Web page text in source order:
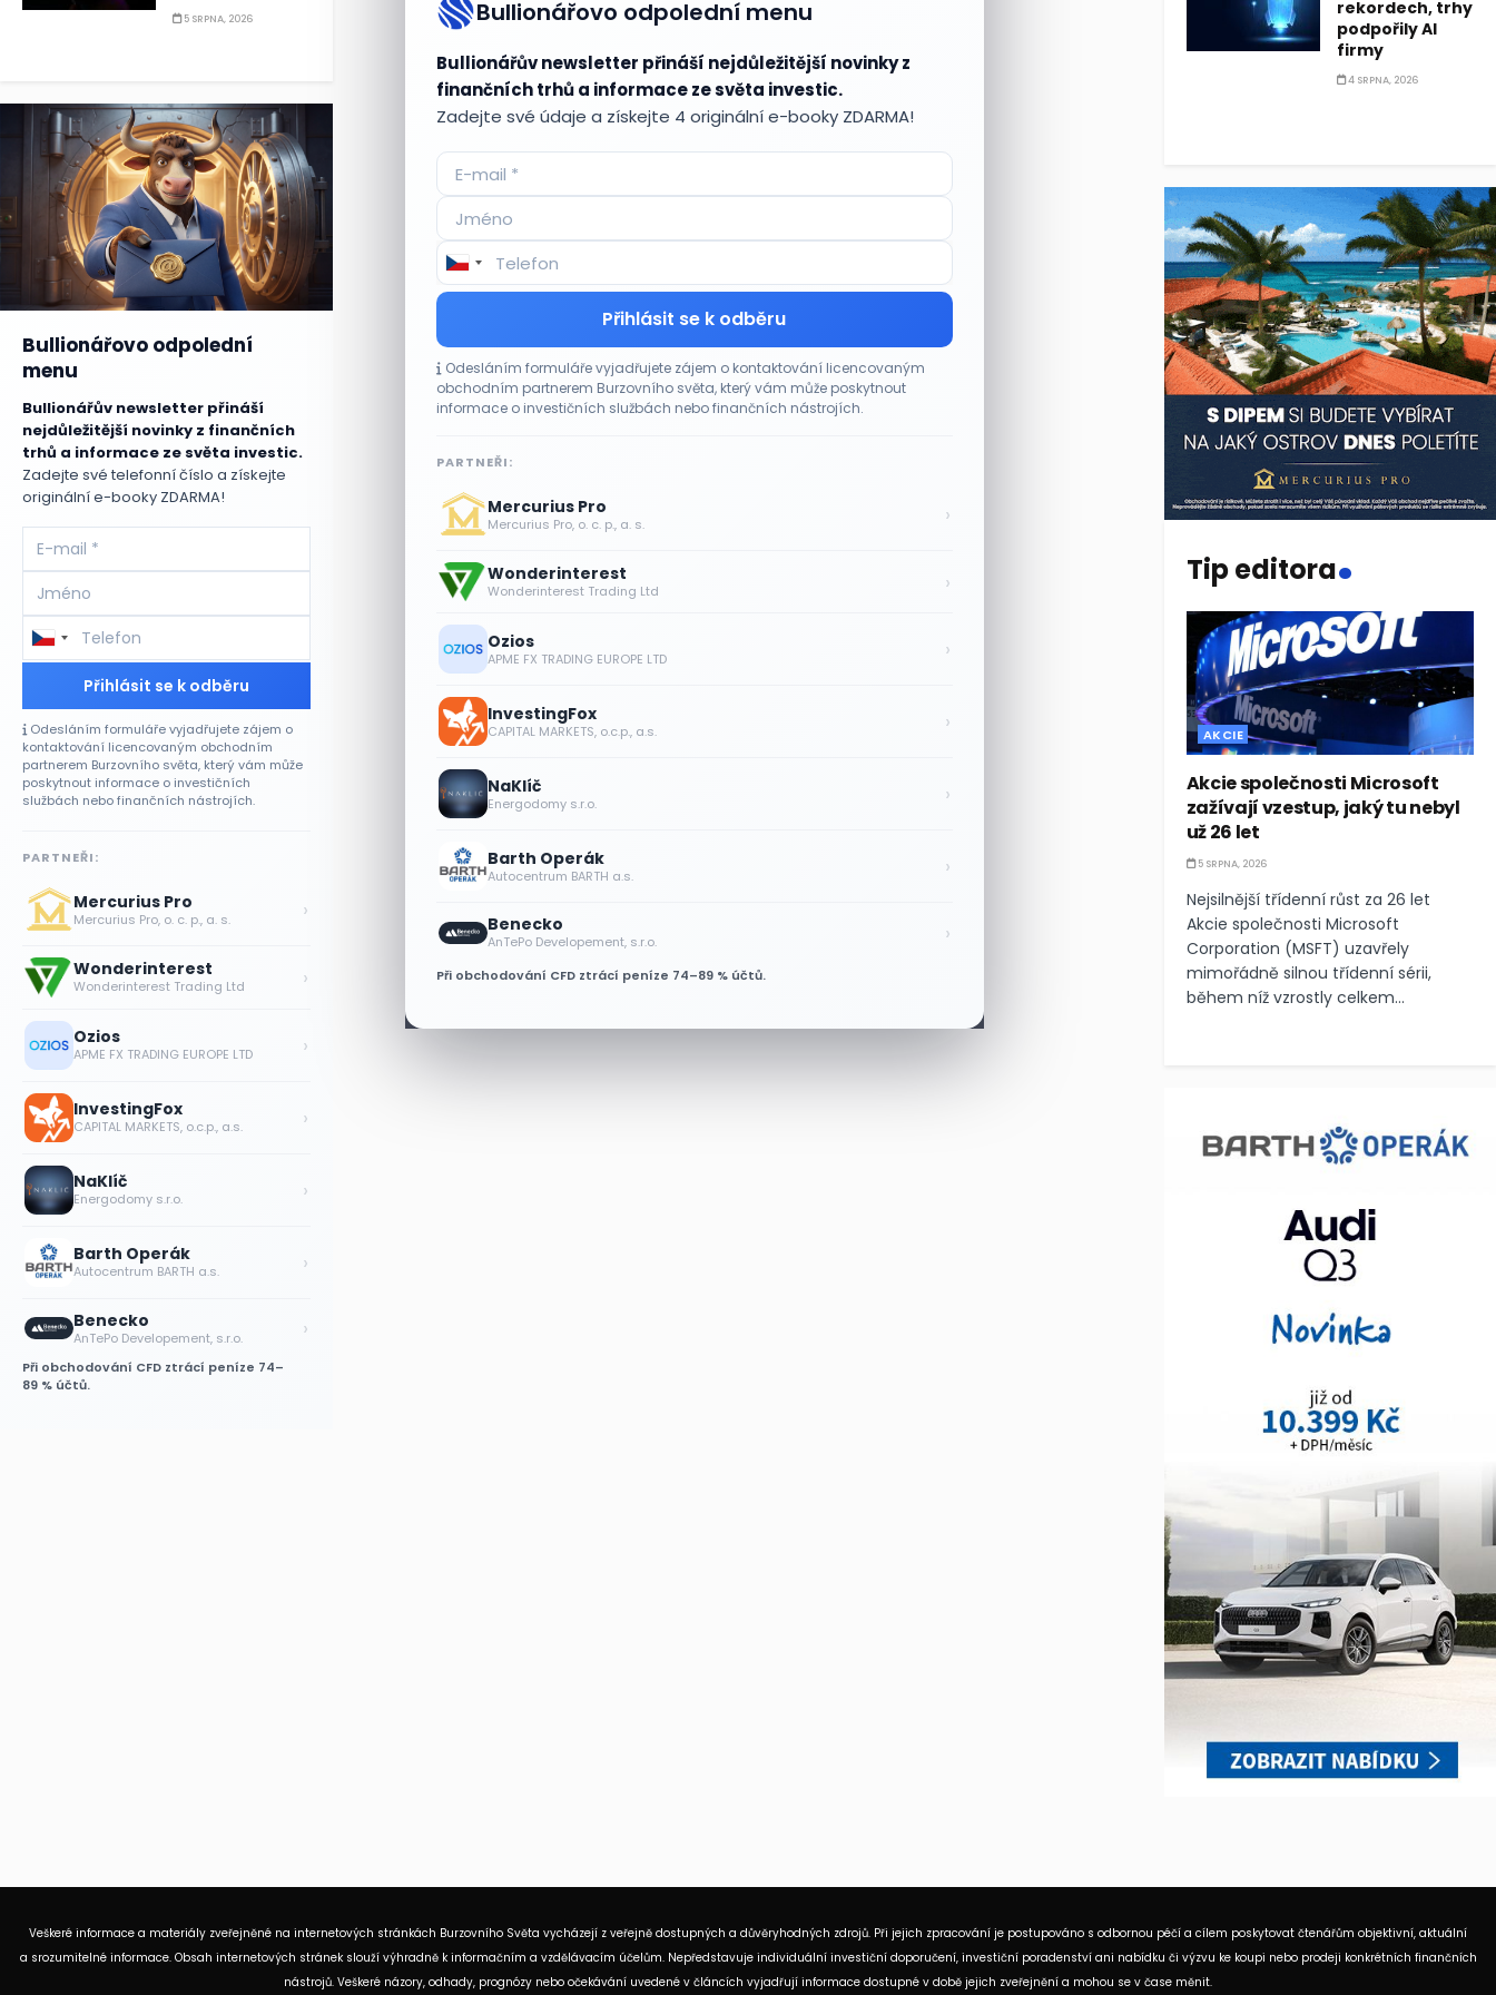
Bullionářovo odpolední menu
Bullionářův newsletter přináší nejdůležitější novinky z
finančních trhů a informace ze světa investic.
Zadejte své údaje a získejte 4 originální e-booky ZDARMA!
Přihlásit se k odběru
Odesláním formuláře vyjadřujete zájem o kontaktování licencovaným
obchodním partnerem Burzovního světa, který vám může poskytnout
informace o investičních službách nebo finančních nástrojích.
PARTNEŘI:
Mercurius Pro
Mercurius Pro, o. c. p., a. s. ›
Wonderinterest
Wonderinterest Trading Ltd ›
Ozios
APME FX TRADING EUROPE LTD ›
InvestingFox
CAPITAL MARKETS, o.c.p., a.s. ›
NaKlíč
Energodomy s.r.o. ›
Barth Operák
Autocentrum BARTH a.s. ›
Benecko
AnTePo Developement, s.r.o. ›
Při obchodování CFD ztrácí peníze 74–89 % účtů.
5 SRPNA, 2026
Bullionářovo odpolední
menu
Bullionářův newsletter přináší
nejdůležitější novinky z finančních
trhů a informace ze světa investic.
Zadejte své telefonní číslo a získejte
originální e-booky ZDARMA!
Přihlásit se k odběru
Odesláním formuláře vyjadřujete zájem o
kontaktování licencovaným obchodním
partnerem Burzovního světa, který vám může
poskytnout informace o investičních
službách nebo finančních nástrojích.
PARTNEŘI:
Mercurius Pro
Mercurius Pro, o. c. p., a. s. ›
Wonderinterest
Wonderinterest Trading Ltd ›
Ozios
APME FX TRADING EUROPE LTD ›
InvestingFox
CAPITAL MARKETS, o.c.p., a.s. ›
NaKlíč
Energodomy s.r.o. ›
Barth Operák
Autocentrum BARTH a.s. ›
Benecko
AnTePo Developement, s.r.o. ›
Při obchodování CFD ztrácí peníze 74–
89 % účtů.
rekordech, trhy
podpořily AI
firmy
4 SRPNA, 2026
Tip editora.
AKCIE
Akcie společnosti Microsoft
zažívají vzestup, jaký tu nebyl
už 26 let
5 SRPNA, 2026
Nejsilnější třídenní růst za 26 let
Akcie společnosti Microsoft
Corporation (MSFT) uzavřely
mimořádně silnou třídenní sérii,
během níž vzrostly celkem...
Veškeré informace a materiály zveřejněné na internetových stránkách Burzovního Světa vycházejí z veřejně dostupných a důvěryhodných zdrojů. Při jejich zpracování je postupováno s odbornou péčí a cílem poskytovat čtenářům objektivní, aktuální
a srozumitelné informace. Obsah internetových stránek slouží výhradně k informačním a vzdělávacím účelům. Nepředstavuje individuální investiční doporučení, investiční poradenství ani nabídku či výzvu ke koupi nebo prodeji konkrétních finančních
nástrojů. Veškeré názory, odhady, prognózy nebo očekávání uvedené v článcích vyjadřují informace dostupné v době jejich zveřejnění a mohou se v čase měnit.